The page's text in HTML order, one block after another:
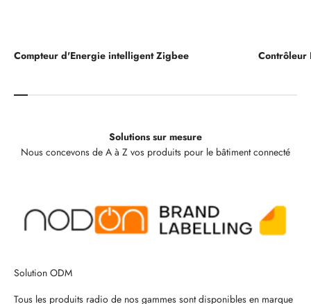
Compteur d'Energie intelligent Zigbee Contrôleur
Solutions sur mesure
Nous concevons de A à Z vos produits pour le bâtiment connecté
Solution ODM
Tous les produits radio de nos gammes sont disponibles en marque